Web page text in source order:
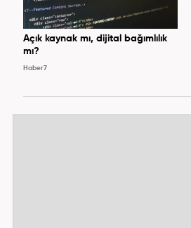
Açık kaynak mı, dijital bağımlılık
mı?
Haber7